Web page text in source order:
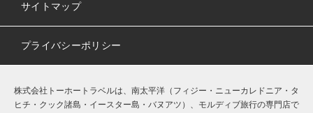
サイトマップ
プライバシーポリシー
株式会社トーホートラベルは、南太平洋（フィジー・ニューカレドニア・タ
ヒチ・クック諸島・イースター島・バヌアツ）、モルディブ旅行の専門店で